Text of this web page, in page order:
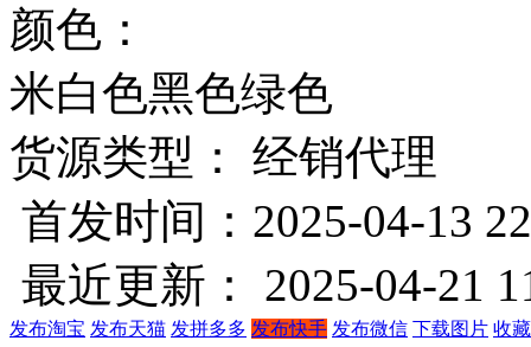
颜色：
米白色黑色绿色
货源类型： 经销代理
首发时间：2025-04-13
最近更新： 2025-04-21
发布淘宝 发布天猫 发拼多多 发布快手 发布微信 下载图片 收